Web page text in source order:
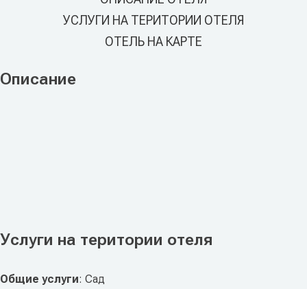
УСЛУГИ НА ТЕРИТОРИИ ОТЕЛЯ
ОТЕЛЬ НА КАРТЕ
Описание
Услуги на територии отеля
Общие услуги: Сад